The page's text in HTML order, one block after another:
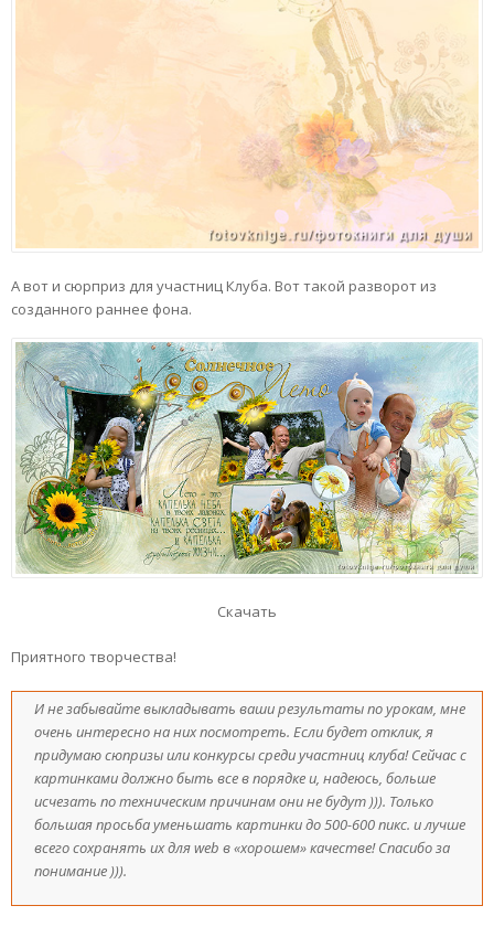
А вот и сюрприз для участниц Клуба. Вот такой разворот из
созданного раннее фона.
Скачать
Приятного творчества!
И не забывайте выкладывать ваши результаты по урокам, мне
очень интересно на них посмотреть. Если будет отклик, я
придумаю сюпризы или конкурсы среди участниц клуба! Сейчас с
картинками должно быть все в порядке и, надеюсь, больше
исчезать по техническим причинам они не будут ))). Только
большая просьба уменьшать картинки до 500-600 пикс. и лучше
всего сохранять их для web в «хорошем» качестве! Спасибо за
понимание ))).